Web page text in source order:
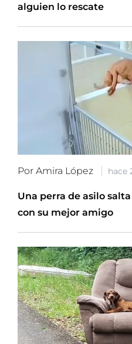
alguien lo rescate
Por Amira López hace
Una perra de asilo
con su mejor amigo